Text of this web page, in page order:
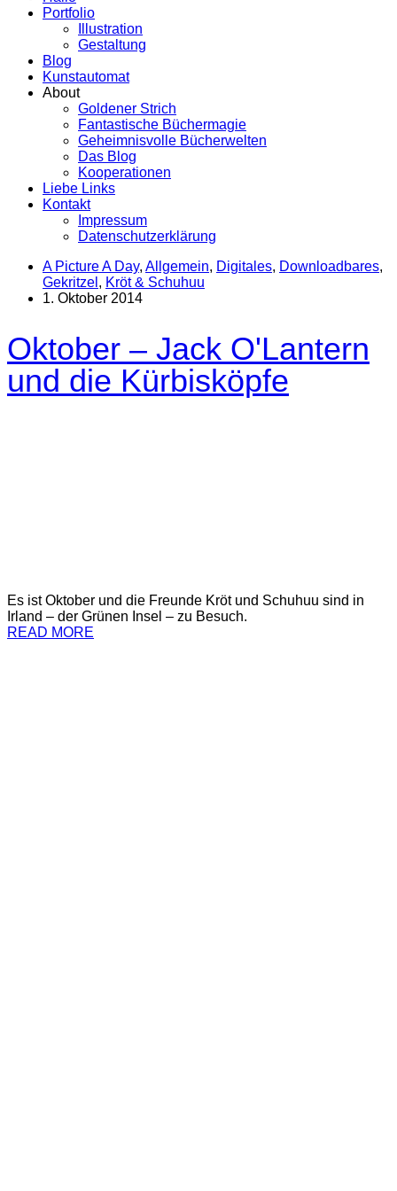
Portfolio
Illustration
Gestaltung
Blog
Kunstautomat
About
Goldener Strich
Fantastische Büchermagie
Geheimnisvolle Bücherwelten
Das Blog
Kooperationen
Liebe Links
Kontakt
Impressum
Datenschutzerklärung
A Picture A Day, Allgemein, Digitales, Downloadbares,
Gekritzel , Kröt & Schuhuu
1. Oktober 2014
Oktober – Jack O'Lantern
und die Kürbisköpfe
Es ist Oktober und die Freunde Kröt und Schuhuu sind in
Irland – der Grünen Insel – zu Besuch.
READ MORE